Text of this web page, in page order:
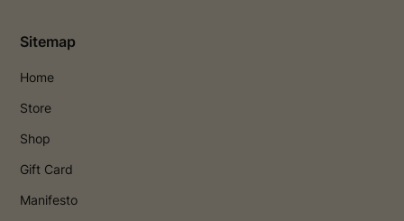
Sitemap
Home
Store
Shop
Gift Card
Manifesto